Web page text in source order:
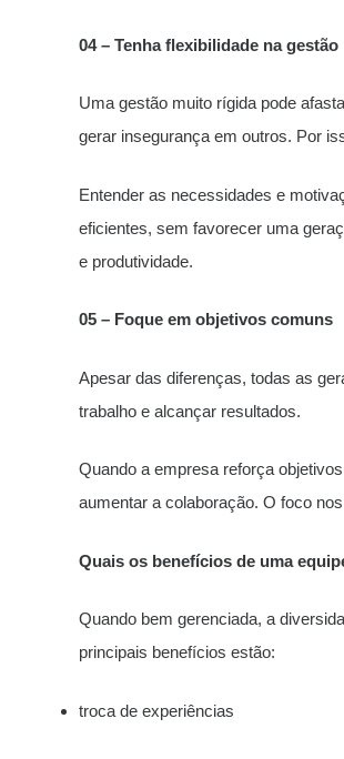
04 – Tenha flexibilidade na gestão
Uma gestão muito rígida pode
gerar insegurança em outros. Por
Entender as necessidades e
eficientes, sem favorecer uma
e produtividade.
05 – Foque em objetivos comuns
Apesar das diferenças, todas as
trabalho e alcançar resultados.
Quando a empresa reforça
aumentar a colaboração. O foco
Quais os benefícios de uma
Quando bem gerenciada, a
principais benefícios estão:
troca de experiências